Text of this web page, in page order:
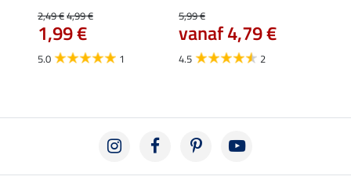
2,49 €4,99 €
1,99 €
5.0 1
5,99 €
vanaf 4,79 €
4.5 2